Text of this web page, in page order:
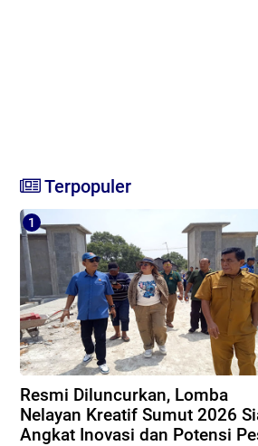
Terpopuler
Resmi Diluncurkan, Lomba
Nelayan Kreatif Sumut 2026
Angkat Inovasi dan Potensi